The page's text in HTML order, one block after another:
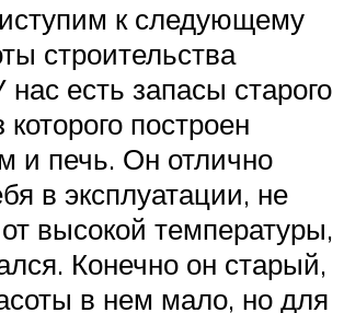
к следующему
строительства
есть запасы старого
построен
и печь. Он отлично
в эксплуатации, не
высокой температуры,
Конечно он старый,
в нем мало, но для